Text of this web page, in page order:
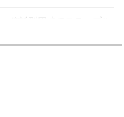
信託型円建てステーブル